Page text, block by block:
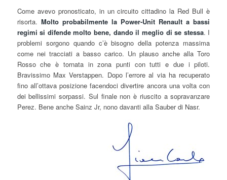
Come avevo pronosticato, in un circuito cittadino la Red Bull è
risorta. Molto probabilmente la Power-Unit Renault a bassi
regimi si difende molto bene, dando il meglio di se stessa. I
problemi sorgono quando c’è bisogno della potenza massima
come nei tracciati a basso carico. Un plauso anche alla Toro
Rosso che è tornata in zona punti con tutti e due i piloti.
Bravissimo Max Verstappen. Dopo l’errore al via ha recuperato
fino all’ottava posizione facendoci divertire ancora una volta con
dei bellissimi sorpassi. Sul finale non è riuscito a sopravanzare
Perez. Bene anche Sainz Jr, nono davanti alla Sauber di Nasr.